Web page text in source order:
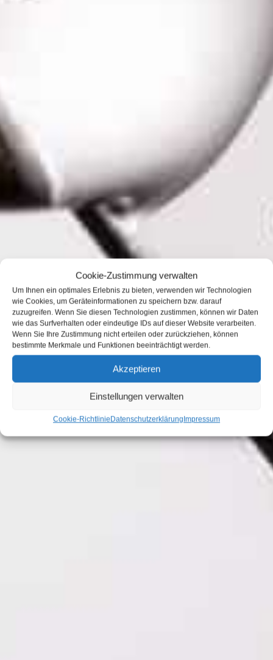
Cookie-Zustimmung verwalten
Um Ihnen ein optimales Erlebnis zu bieten, verwenden wir Technologien
wie Cookies, um Geräteinformationen zu speichern bzw. darauf
zuzugreifen. Wenn Sie diesen Technologien zustimmen, können wir Daten
wie das Surfverhalten oder eindeutige IDs auf dieser Website verarbeiten.
Wenn Sie Ihre Zustimmung nicht erteilen oder zurückziehen, können
bestimmte Merkmale und Funktionen beeinträchtigt werden.
Akzeptieren
Einstellungen verwalten
Cookie-RichtlinieDatenschutzerklärungImpressum